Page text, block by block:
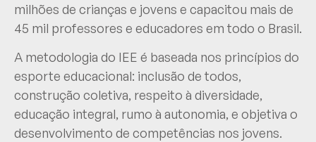
milhões de crianças e jovens e capacitou mais de
45 mil professores e educadores em todo o Brasil.
A metodologia do IEE é baseada nos princípios do
esporte educacional: inclusão de todos,
construção coletiva, respeito à diversidade,
educação integral, rumo à autonomia, e objetiva o
desenvolvimento de competências nos jovens.